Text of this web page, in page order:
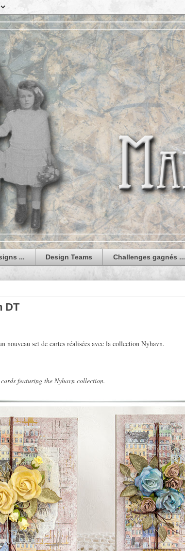
... Design Teams Challenges gagnés ...
DT
nouveau set de cartes réalisées avec la collection Nyhavn.
featuring the Nyhavn collection.